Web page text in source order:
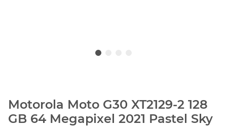
Motorola Moto G30 XT2129-2 128
GB 64 Megapixel 2021 Pastel Sky